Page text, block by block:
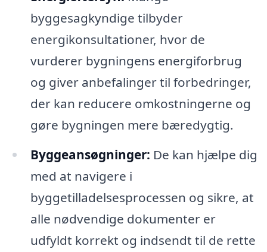
byggesagkyndige tilbyder
energikonsultationer, hvor de
vurderer bygningens energiforbrug
og giver anbefalinger til forbedringer,
der kan reducere omkostningerne og
gøre bygningen mere bæredygtig.
Byggeansøgninger: De kan hjælpe dig
med at navigere i
byggetilladelsesprocessen og sikre, at
alle nødvendige dokumenter er
udfyldt korrekt og indsendt til de rette